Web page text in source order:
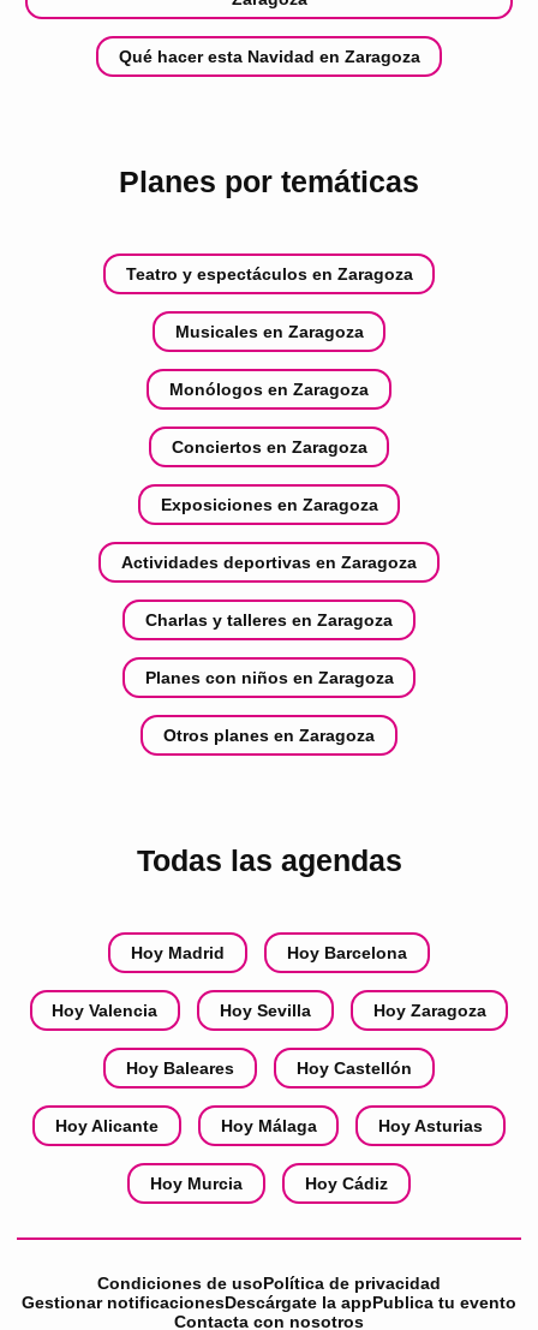
Qué hacer esta Navidad en Zaragoza
Planes por temáticas
Teatro y espectáculos en Zaragoza
Musicales en Zaragoza
Monólogos en Zaragoza
Conciertos en Zaragoza
Exposiciones en Zaragoza
Actividades deportivas en Zaragoza
Charlas y talleres en Zaragoza
Planes con niños en Zaragoza
Otros planes en Zaragoza
Todas las agendas
Hoy Madrid Hoy Barcelona
Hoy Valencia Hoy Sevilla Hoy Zaragoza
Hoy Baleares Hoy Castellón
Hoy Alicante Hoy Málaga Hoy Asturias
Hoy Murcia Hoy Cádiz
Condiciones de usoPolítica de privacidad
Gestionar notificacionesDescárgate la appPublica tu evento
Contacta con nosotros